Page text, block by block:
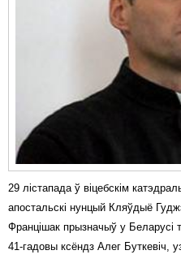
29 лістапада ў віцебскім
апостальскі нунцый Кляўдыё
Францішак прызначыў у Беларусі
41-гадовы ксёндз Алег Буткевіч,